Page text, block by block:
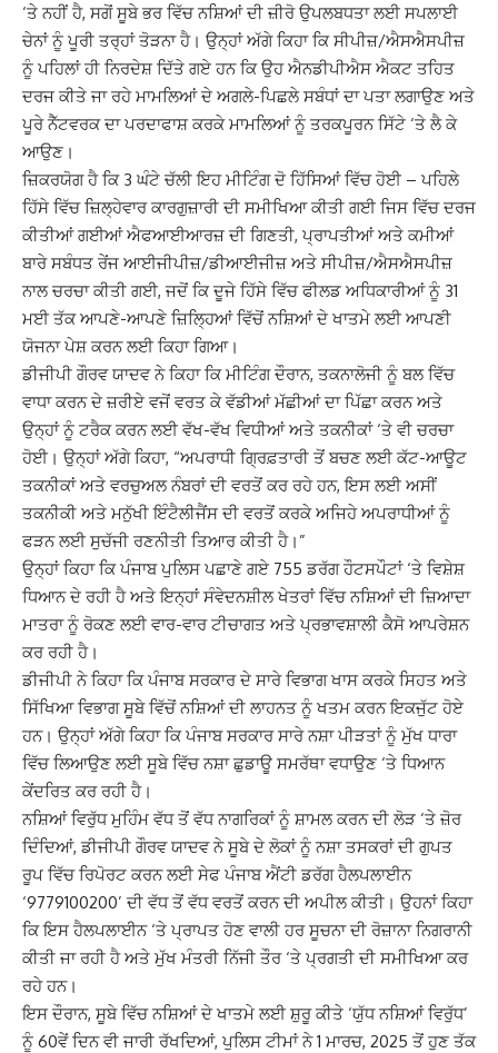
‘ਤੇ ਨਹੀਂ ਹੈ, ਸਗੋਂ ਸੂਬੇ ਭਰ ਵਿੱਚ ਨਸ਼ਿਆਂ ਦੀ ਜ਼ੀਰੋ ਉਪਲਬਧਤਾ ਲਈ ਸਪਲਾਈ
ਚੇਨਾਂ ਨੂੰ ਪੂਰੀ ਤਰ੍ਹਾਂ ਤੋੜਨਾ ਹੈ। ਉਨ੍ਹਾਂ ਅੱਗੇ ਕਿਹਾ ਕਿ ਸੀਪੀਜ਼/ਐਸਐਸਪੀਜ਼
ਨੂੰ ਪਹਿਲਾਂ ਹੀ ਨਿਰਦੇਸ਼ ਦਿੱਤੇ ਗਏ ਹਨ ਕਿ ਉਹ ਐਨਡੀਪੀਐਸ ਐਕਟ ਤਹਿਤ
ਦਰਜ ਕੀਤੇ ਜਾ ਰਹੇ ਮਾਮਲਿਆਂ ਦੇ ਅਗਲੇ-ਪਿਛਲੇ ਸਬੰਧਾਂ ਦਾ ਪਤਾ ਲਗਾਉਣ ਅਤੇ
ਪੂਰੇ ਨੈੱਟਵਰਕ ਦਾ ਪਰਦਾਫਾਸ਼ ਕਰਕੇ ਮਾਮਲਿਆਂ ਨੂੰ ਤਰਕਪੂਰਨ ਸਿੱਟੇ ‘ਤੇ ਲੈ ਕੇ
ਆਉਣ।
ਜ਼ਿਕਰਯੋਗ ਹੈ ਕਿ 3 ਘੰਟੇ ਚੱਲੀ ਇਹ ਮੀਟਿੰਗ ਦੋ ਹਿੱਸਿਆਂ ਵਿੱਚ ਹੋਈ – ਪਹਿਲੇ
ਹਿੱਸੇ ਵਿੱਚ ਜ਼ਿਲ੍ਹੇਵਾਰ ਕਾਰਗੁਜ਼ਾਰੀ ਦੀ ਸਮੀਖਿਆ ਕੀਤੀ ਗਈ ਜਿਸ ਵਿੱਚ ਦਰਜ
ਕੀਤੀਆਂ ਗਈਆਂ ਐਫਆਈਆਰਜ਼ ਦੀ ਗਿਣਤੀ, ਪ੍ਰਾਪਤੀਆਂ ਅਤੇ ਕਮੀਆਂ
ਬਾਰੇ ਸਬੰਧਤ ਰੇਂਜ ਆਈਜੀਪੀਜ਼/ਡੀਆਈਜੀਜ਼ ਅਤੇ ਸੀਪੀਜ਼/ਐਸਐਸਪੀਜ਼
ਨਾਲ ਚਰਚਾ ਕੀਤੀ ਗਈ, ਜਦੋਂ ਕਿ ਦੂਜੇ ਹਿੱਸੇ ਵਿੱਚ ਫੀਲਡ ਅਧਿਕਾਰੀਆਂ ਨੂੰ 31
ਮਈ ਤੱਕ ਆਪਣੇ-ਆਪਣੇ ਜ਼ਿਲ੍ਹਿਆਂ ਵਿੱਚੋਂ ਨਸ਼ਿਆਂ ਦੇ ਖਾਤਮੇ ਲਈ ਆਪਣੀ
ਯੋਜਨਾ ਪੇਸ਼ ਕਰਨ ਲਈ ਕਿਹਾ ਗਿਆ।
ਡੀਜੀਪੀ ਗੌਰਵ ਯਾਦਵ ਨੇ ਕਿਹਾ ਕਿ ਮੀਟਿੰਗ ਦੌਰਾਨ, ਤਕਨਾਲੋਜੀ ਨੂੰ ਬਲ ਵਿੱਚ
ਵਾਧਾ ਕਰਨ ਦੇ ਜ਼ਰੀਏ ਵਜੋਂ ਵਰਤ ਕੇ ਵੱਡੀਆਂ ਮੱਛੀਆਂ ਦਾ ਪਿੱਛਾ ਕਰਨ ਅਤੇ
ਉਨ੍ਹਾਂ ਨੂੰ ਟਰੈਕ ਕਰਨ ਲਈ ਵੱਖ-ਵੱਖ ਵਿਧੀਆਂ ਅਤੇ ਤਕਨੀਕਾਂ ‘ਤੇ ਵੀ ਚਰਚਾ
ਹੋਈ। ਉਨ੍ਹਾਂ ਅੱਗੇ ਕਿਹਾ, “ਅਪਰਾਧੀ ਗ੍ਰਿਫ਼ਤਾਰੀ ਤੋਂ ਬਚਣ ਲਈ ਕੱਟ-ਆਊਟ
ਤਕਨੀਕਾਂ ਅਤੇ ਵਰਚੁਅਲ ਨੰਬਰਾਂ ਦੀ ਵਰਤੋਂ ਕਰ ਰਹੇ ਹਨ, ਇਸ ਲਈ ਅਸੀਂ
ਤਕਨੀਕੀ ਅਤੇ ਮਨੁੱਖੀ ਇੰਟੈਲੀਜੈਂਸ ਦੀ ਵਰਤੋਂ ਕਰਕੇ ਅਜਿਹੇ ਅਪਰਾਧੀਆਂ ਨੂੰ
ਫੜਨ ਲਈ ਸੁਚੱਜੀ ਰਣਨੀਤੀ ਤਿਆਰ ਕੀਤੀ ਹੈ।”
ਉਨ੍ਹਾਂ ਕਿਹਾ ਕਿ ਪੰਜਾਬ ਪੁਲਿਸ ਪਛਾਣੇ ਗਏ 755 ਡਰੱਗ ਹੌਟਸਪੌਟਾਂ ‘ਤੇ ਵਿਸ਼ੇਸ਼
ਧਿਆਨ ਦੇ ਰਹੀ ਹੈ ਅਤੇ ਇਨ੍ਹਾਂ ਸੰਵੇਦਨਸ਼ੀਲ ਖੇਤਰਾਂ ਵਿੱਚ ਨਸ਼ਿਆਂ ਦੀ ਜ਼ਿਆਦਾ
ਮਾਤਰਾ ਨੂੰ ਰੋਕਣ ਲਈ ਵਾਰ-ਵਾਰ ਟੀਚਾਗਤ ਅਤੇ ਪ੍ਰਭਾਵਸ਼ਾਲੀ ਕੈਸੋ ਆਪਰੇਸ਼ਨ
ਕਰ ਰਹੀ ਹੈ।
ਡੀਜੀਪੀ ਨੇ ਕਿਹਾ ਕਿ ਪੰਜਾਬ ਸਰਕਾਰ ਦੇ ਸਾਰੇ ਵਿਭਾਗ ਖਾਸ ਕਰਕੇ ਸਿਹਤ ਅਤੇ
ਸਿੱਖਿਆ ਵਿਭਾਗ ਸੂਬੇ ਵਿੱਚੋਂ ਨਸ਼ਿਆਂ ਦੀ ਲਾਹਨਤ ਨੂੰ ਖਤਮ ਕਰਨ ਇਕਜੁੱਟ ਹੋਏ
ਹਨ। ਉਨ੍ਹਾਂ ਅੱਗੇ ਕਿਹਾ ਕਿ ਪੰਜਾਬ ਸਰਕਾਰ ਸਾਰੇ ਨਸ਼ਾ ਪੀੜਤਾਂ ਨੂੰ ਮੁੱਖ ਧਾਰਾ
ਵਿੱਚ ਲਿਆਉਣ ਲਈ ਸੂਬੇ ਵਿੱਚ ਨਸ਼ਾ ਛੁਡਾਊ ਸਮਰੱਥਾ ਵਧਾਉਣ ‘ਤੇ ਧਿਆਨ
ਕੇਂਦਰਿਤ ਕਰ ਰਹੀ ਹੈ।
ਨਸ਼ਿਆਂ ਵਿਰੁੱਧ ਮੁਹਿੰਮ ਵੱਧ ਤੋਂ ਵੱਧ ਨਾਗਰਿਕਾਂ ਨੂੰ ਸ਼ਾਮਲ ਕਰਨ ਦੀ ਲੋੜ ‘ਤੇ ਜ਼ੋਰ
ਦਿੰਦਿਆਂ, ਡੀਜੀਪੀ ਗੌਰਵ ਯਾਦਵ ਨੇ ਸੂਬੇ ਦੇ ਲੋਕਾਂ ਨੂੰ ਨਸ਼ਾ ਤਸਕਰਾਂ ਦੀ ਗੁਪਤ
ਰੂਪ ਵਿੱਚ ਰਿਪੋਰਟ ਕਰਨ ਲਈ ਸੇਫ ਪੰਜਾਬ ਐਂਟੀ ਡਰੱਗ ਹੈਲਪਲਾਈਨ
‘9779100200’ ਦੀ ਵੱਧ ਤੋਂ ਵੱਧ ਵਰਤੋਂ ਕਰਨ ਦੀ ਅਪੀਲ ਕੀਤੀ। ਉਹਨਾਂ ਕਿਹਾ
ਕਿ ਇਸ ਹੈਲਪਲਾਈਨ ‘ਤੇ ਪ੍ਰਾਪਤ ਹੋਣ ਵਾਲੀ ਹਰ ਸੂਚਨਾ ਦੀ ਰੋਜ਼ਾਨਾ ਨਿਗਰਾਨੀ
ਕੀਤੀ ਜਾ ਰਹੀ ਹੈ ਅਤੇ ਮੁੱਖ ਮੰਤਰੀ ਨਿੱਜੀ ਤੌਰ ‘ਤੇ ਪ੍ਰਗਤੀ ਦੀ ਸਮੀਖਿਆ ਕਰ
ਰਹੇ ਹਨ।
ਇਸ ਦੌਰਾਨ, ਸੂਬੇ ਵਿੱਚ ਨਸ਼ਿਆਂ ਦੇ ਖਾਤਮੇ ਲਈ ਸ਼ੁਰੂ ਕੀਤੇ ‘ਯੁੱਧ ਨਸ਼ਿਆਂ ਵਿਰੁੱਧ’
ਨੂੰ 60ਵੇਂ ਦਿਨ ਵੀ ਜਾਰੀ ਰੱਖਦਿਆਂ, ਪੁਲਿਸ ਟੀਮਾਂ ਨੇ 1 ਮਾਰਚ, 2025 ਤੋਂ ਹੁਣ ਤੱਕ